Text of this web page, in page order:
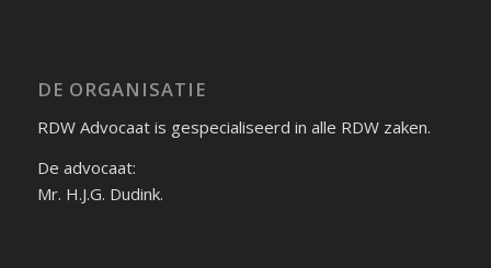
DE ORGANISATIE
RDW Advocaat is gespecialiseerd in alle RDW zaken.
De advocaat:
Mr. H.J.G. Dudink.